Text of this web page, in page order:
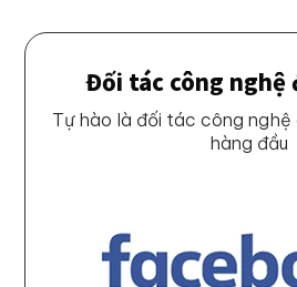
Đối tác công nghệ
Tự hào là đối tác công
hàng đầu